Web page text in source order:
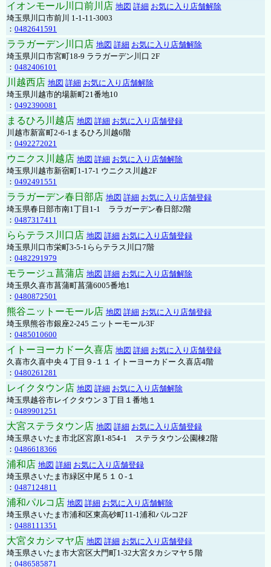
イオンモール川口前川店 地図 詳細 お気に入り店舗解除
埼玉県川口市前川 1-1-11-3003
： 0482641591
ララガーデン川口店 地図 詳細 お気に入り店舗解除
埼玉県川口市宮町18-9 ララガーデン川口 2F
： 0482406101
川越西店 地図 詳細 お気に入り店舗解除
埼玉県川越市的場新町21番地10
： 0492390081
まるひろ川越店 地図 詳細 お気に入り店舗登録
川越市新富町2-6-1まるひろ川越6階
： 0492272021
ウニクス川越店 地図 詳細 お気に入り店舗解除
埼玉県川越市新宿町1-17-1 ウニクス川越2F
： 0492491551
ララガーデン春日部店 地図 詳細 お気に入り店舗登録
埼玉県春日部市南1丁目1-1 ララガーデン春日部2階
： 0487317411
ららテラス川口店 地図 詳細 お気に入り店舗登録
埼玉県川口市栄町3-5-1ららテラス川口7階
： 0482291979
モラージュ菖蒲店 地図 詳細 お気に入り店舗解除
埼玉県久喜市菖蒲町菖蒲6005番地1
： 0480872501
熊谷ニットーモール店 地図 詳細 お気に入り店舗登録
埼玉県熊谷市銀座2-245 ニットーモール3F
： 0485010600
イトーヨーカドー久喜店 地図 詳細 お気に入り店舗登録
久喜市久喜中央４丁目９-１１ イトーヨーカドー 久喜店4階
： 0480261281
レイクタウン店 地図 詳細 お気に入り店舗解除
埼玉県越谷市レイクタウン３丁目１番地１
： 0489901251
大宮ステラタウン店 地図 詳細 お気に入り店舗登録
埼玉県さいたま市北区宮原1-854-1 ステラタウン公園棟2階
： 0486618366
浦和店 地図 詳細 お気に入り店舗登録
埼玉県さいたま市緑区中尾５１０-１
： 0487124811
浦和パルコ店 地図 詳細 お気に入り店舗解除
埼玉県さいたま市浦和区東高砂町11-1浦和パルコ2F
： 0488111351
大宮タカシマヤ店 地図 詳細 お気に入り店舗登録
埼玉県さいたま市大宮区大門町1-32大宮タカシマヤ５階
： 0486585871